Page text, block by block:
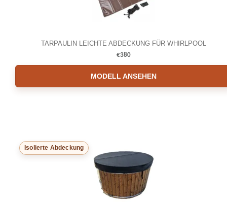
TARPAULIN LEICHTE ABDECKUNG FÜR WHIRLPOOL
€380
MODELL ANSEHEN
Isolierte Abdeckung